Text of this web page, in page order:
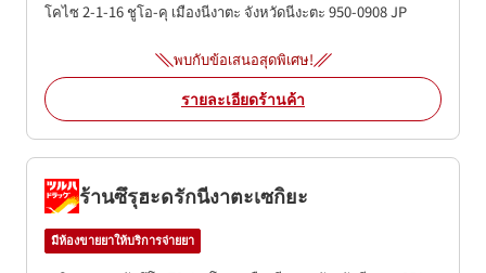
โคไซ 2-1-16 ชูโอ-คุ เมืองนีงาตะ จังหวัดนีงะตะ 950-0908JP
พบกับข้อเสนอสุดพิเศษ!
รายละเอียดร้านค้า
ร้านซึรุฮะดรักนีงาตะเซกิยะ
มีห้องขายยาให้บริการจ่ายยา